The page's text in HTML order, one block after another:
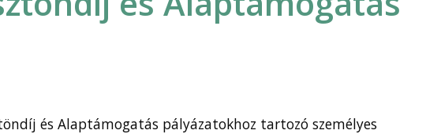
és Alaptámogatás pályázatokhoz tartozó személyes